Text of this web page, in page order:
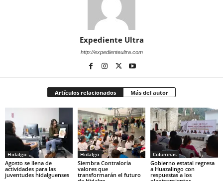
Expediente Ultra
http://expedienteultra.com
Artículos relacionados Más del autor
Hidalgo
Agosto se llena de
actividades para las
juventudes hidalguenses
Hidalgo
Siembra Contraloría
valores que
transformarán el futuro
Columnas
Gobierno estatal regresa
a Huazalingo con
respuestas a los